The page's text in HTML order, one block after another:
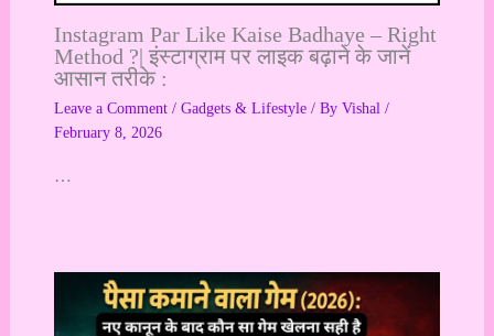
Instagram Par Like Kaise Badhaye – Right
Method ?| इंस्टाग्राम पर लाइक बढ़ाने के जानें
आसान तरीके :
Leave a Comment / Gadgets & Lifestyle/ By Vishal /
February 8, 2026
…